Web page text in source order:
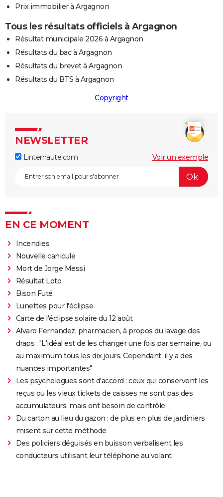
Prix immobilier à Argagnon
Tous les résultats officiels à Argagnon
Résultat municipale 2026 à Argagnon
Résultats du bac à Argagnon
Résultats du brevet à Argagnon
Résultats du BTS à Argagnon
Copyright
NEWSLETTER
Linternaute.com Voir un exemple
EN CE MOMENT
Incendies
Nouvelle canicule
Mort de Jorge Messi
Résultat Loto
Bison Futé
Lunettes pour l'éclipse
Carte de l'éclipse solaire du 12 août
Alvaro Fernandez, pharmacien, à propos du lavage des
draps : "L'idéal est de les changer une fois par semaine, ou
au maximum tous les dix jours. Cependant, il y a des
nuances importantes"
Les psychologues sont d'accord : ceux qui conservent les
reçus ou les vieux tickets de caisses ne sont pas des
accumulateurs, mais ont besoin de contrôle
Du carton au lieu du gazon : de plus en plus de jardiniers
misent sur cette méthode
Des policiers déguisés en buisson verbalisent les
conducteurs utilisant leur téléphone au volant